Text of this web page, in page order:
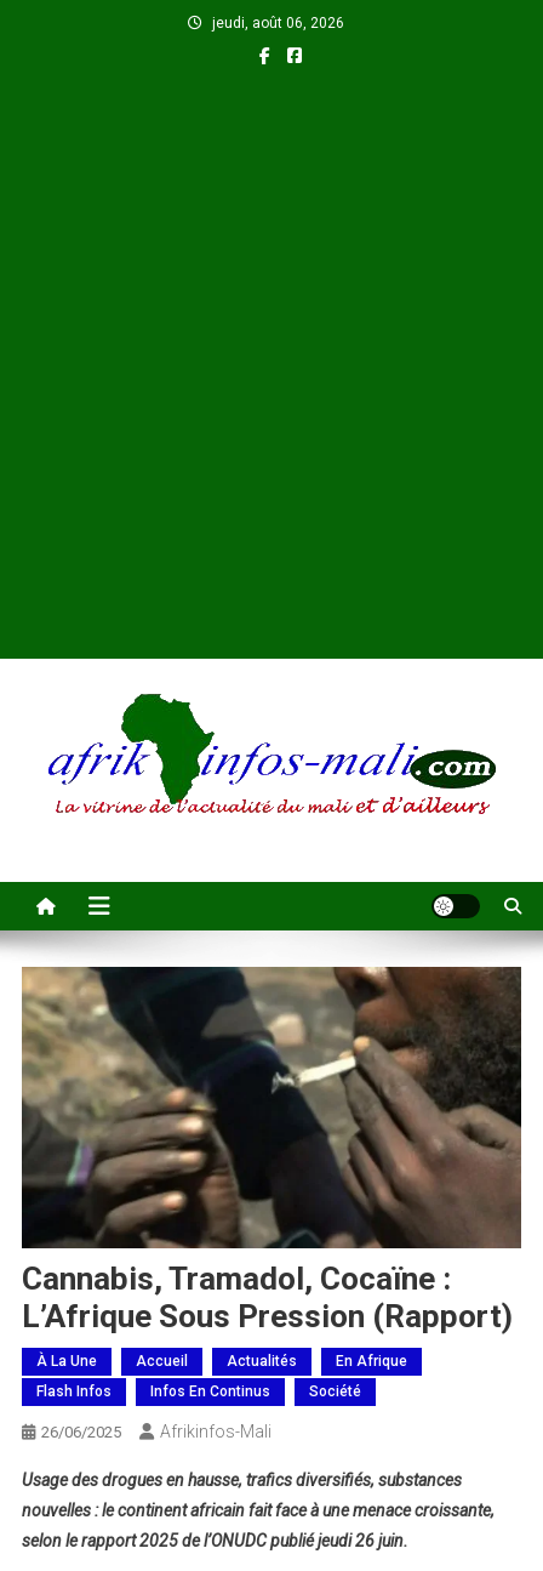
jeudi, août 06, 2026
Cannabis, Tramadol, Cocaïne :
L’Afrique Sous Pression (rapport)
À La Une Accueil Actualités
En Afrique
Flash Infos
Infos En Continus Société
26/06/2025 Afrikinfos-Mali
Usage des drogues en hausse, trafics diversifiés, substances
nouvelles : le continent africain fait face à une menace croissante,
selon le rapport 2025 de l’ONUDC publié jeudi 26 juin.